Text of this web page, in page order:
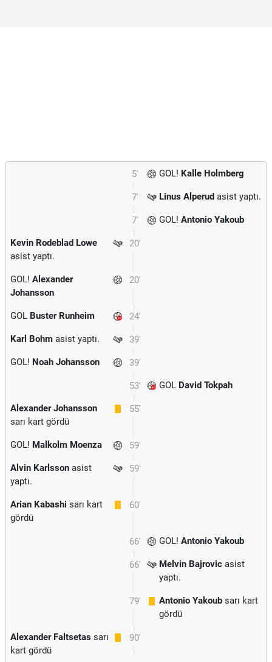
5' GOL! Kalle Holmberg
7' Linus Alperud asist yaptı.
7' GOL! Antonio Yakoub
20'
Kevin Rodeblad Lowe
asist yaptı.
20'
GOL! Alexander
Johansson
24'
GOL Buster Runheim
39'
Karl Bohm asist yaptı.
39'
GOL! Noah Johansson
53' GOL David Tokpah
55'
Alexander Johansson
sarı kart gördü
59'
GOL! Malkolm Moenza
59'
Alvin Karlsson asist
yaptı.
60'
Arian Kabashi sarı kart
gördü
66' GOL! Antonio Yakoub
66' Melvin Bajrovic asist
yaptı.
79' Antonio Yakoub sarı kart
gördü
90'
Alexander Faltsetas sarı
kart gördü